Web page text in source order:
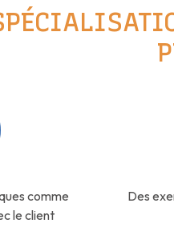
comme
le client
Des